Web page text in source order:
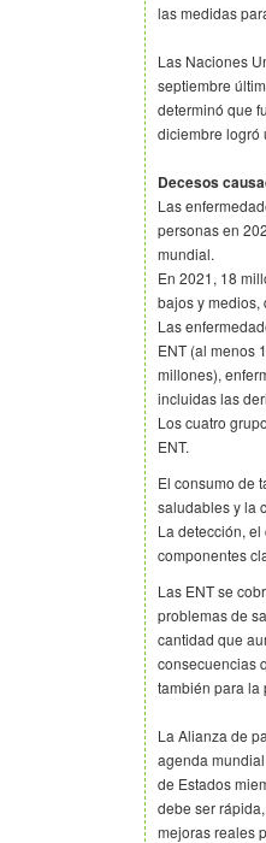
las medidas
Las Naciones
septiembre
determinó que
diciembre logró
Decesos
Las
personas en
mundial.
En 2021, 18
bajos y medios,
Las
ENT (al menos
millones),
incluidas las
Los cuatro
ENT.
El consumo de
saludables y la
La detección,
componentes
Las ENT se
problemas de
cantidad que
consecuencias
también para la
La Alianza de
agenda
de Estados
debe ser
mejoras reales